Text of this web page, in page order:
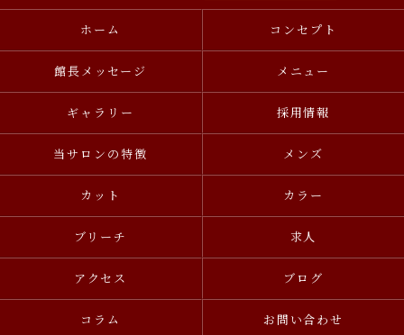
ホーム コンセプト
館長メッセージ メニュー
ギャラリー 採用情報
当サロンの特徴 メンズ
カット カラー
ブリーチ 求人
アクセス ブログ
コラム お問い合わせ